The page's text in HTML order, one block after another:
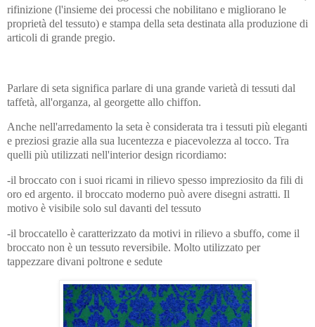
rifinizione (l'insieme dei processi che nobilitano e migliorano le
proprietà del tessuto) e stampa della seta destinata alla produzione di
articoli di grande pregio.
Parlare di seta significa parlare di una grande varietà di tessuti dal
taffetà, all'organza, al georgette allo chiffon.
Anche nell'arredamento la seta è considerata tra i tessuti più eleganti
e preziosi grazie alla sua lucentezza e piacevolezza al tocco. Tra
quelli più utilizzati nell'interior design ricordiamo:
-il broccato con i suoi ricami in rilievo spesso impreziosito da fili di
oro ed argento. il broccato moderno può avere disegni astratti. Il
motivo è visibile solo sul davanti del tessuto
-il broccatello è caratterizzato da motivi in rilievo a sbuffo, come il
broccato non è un tessuto reversibile. Molto utilizzato per
tappezzare divani poltrone e sedute